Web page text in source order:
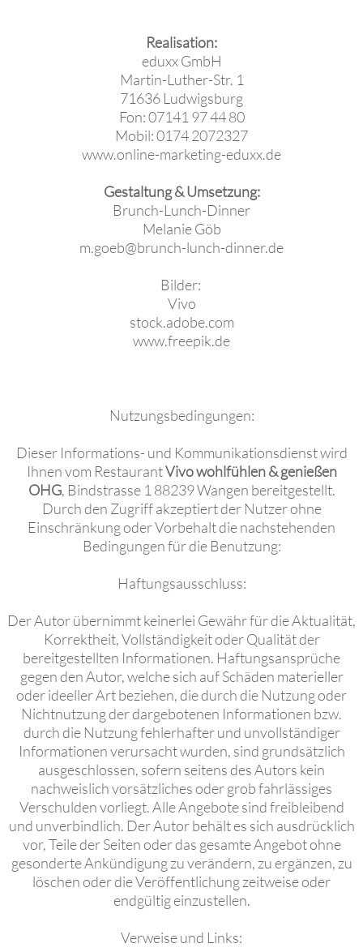
Realisation:
eduxx GmbH
Martin-Luther-Str. 1
71636 Ludwigsburg
Fon: 07141 97 44 80
Mobil: 0174 2072327
www.online-marketing-eduxx.de
Gestaltung & Umsetzung:
Brunch-Lunch-Dinner
Melanie Göb
m.goeb@brunch-lunch-dinner.de
Bilder:
Vivo
stock.adobe.com
www.freepik.de
Nutzungsbedingungen:
Dieser Informations- und Kommunikationsdienst wird
Ihnen vom RestaurantVivo wohlfühlen & genießen
OHG, Bindstrasse 1 88239 Wangen bereitgestellt.
Durch den Zugriff akzeptiert der Nutzer ohne
Einschränkung oder Vorbehalt die nachstehenden
Bedingungen für die Benutzung:
Haftungsausschluss:
Der Autor übernimmt keinerlei Gewähr für die Aktualität,
Korrektheit, Vollständigkeit oder Qualität der
bereitgestellten Informationen. Haftungsansprüche
gegen den Autor, welche sich auf Schäden materieller
oder ideeller Art beziehen, die durch die Nutzung oder
Nichtnutzung der dargebotenen Informationen bzw.
durch die Nutzung fehlerhafter und unvollständiger
Informationen verursacht wurden, sind grundsätzlich
ausgeschlossen, sofern seitens des Autors kein
nachweislich vorsätzliches oder grob fahrlässiges
Verschulden vorliegt. Alle Angebote sind freibleibend
und unverbindlich. Der Autor behält es sich ausdrücklich
vor, Teile der Seiten oder das gesamte Angebot ohne
gesonderte Ankündigung zu verändern, zu ergänzen, zu
löschen oder die Veröffentlichung zeitweise oder
endgültig einzustellen.
Verweise und Links: